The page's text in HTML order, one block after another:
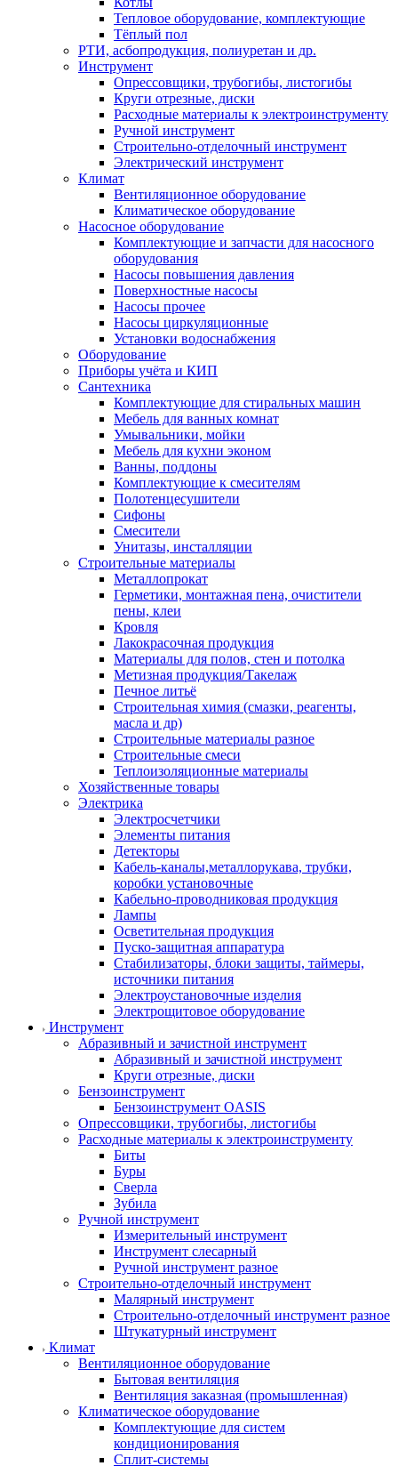
Тепловое оборудование, комплектующие
Тёплый пол
РТИ, асбопродукция, полиуретан и др.
Инструмент
Опрессовщики, трубогибы, листогибы
Круги отрезные, диски
Расходные материалы к электроинструменту
Ручной инструмент
Строительно-отделочный инструмент
Электрический инструмент
Климат
Вентиляционное оборудование
Климатическое оборудование
Насосное оборудование
Комплектующие и запчасти для насосного
оборудования
Насосы повышения давления
Поверхностные насосы
Насосы прочее
Насосы циркуляционные
Установки водоснабжения
Оборудование
Приборы учёта и КИП
Сантехника
Комплектующие для стиральных машин
Мебель для ванных комнат
Умывальники, мойки
Мебель для кухни эконом
Ванны, поддоны
Комплектующие к смесителям
Полотенцесушители
Сифоны
Смесители
Унитазы, инсталляции
Строительные материалы
Металлопрокат
Герметики, монтажная пена, очистители
пены, клеи
Кровля
Лакокрасочная продукция
Материалы для полов, стен и потолка
Метизная продукция/Такелаж
Печное литьё
Строительная химия (смазки, реагенты,
масла и др)
Строительные материалы разное
Строительные смеси
Теплоизоляционные материалы
Хозяйственные товары
Электрика
Электросчетчики
Элементы питания
Детекторы
Кабель-каналы,металлорукава, трубки,
коробки установочные
Кабельно-проводниковая продукция
Лампы
Осветительная продукция
Пуско-защитная аппаратура
Стабилизаторы, блоки защиты, таймеры,
источники питания
Электроустановочные изделия
Электрощитовое оборудование
Инструмент
Абразивный и зачистной инструмент
Абразивный и зачистной инструмент
Круги отрезные, диски
Бензоинструмент
Бензоинструмент OASIS
Опрессовщики, трубогибы, листогибы
Расходные материалы к электроинструменту
Биты
Буры
Сверла
Зубила
Ручной инструмент
Измерительный инструмент
Инструмент слесарный
Ручной инструмент разное
Строительно-отделочный инструмент
Малярный инструмент
Строительно-отделочный инструмент разное
Штукатурный инструмент
Климат
Вентиляционное оборудование
Бытовая вентиляция
Вентиляция заказная (промышленная)
Климатическое оборудование
Комплектующие для систем
кондиционирования
Сплит-системы